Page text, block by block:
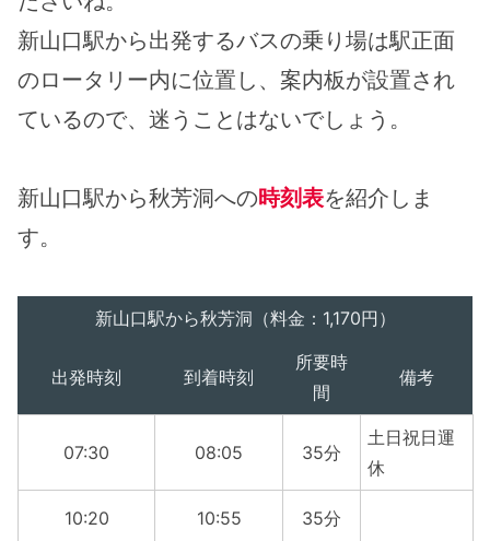
新山口駅から出発するバスの乗り場は駅正面
のロータリー内に位置し、案内板が設置され
ているので、迷うことはないでしょう。
新山口駅から秋芳洞への時刻表を紹介しま
す。
新山口駅から秋芳洞（料金：1,170円）
出発時刻 到着時刻
所要時
間
備考
07:30 08:05 35分
土日祝日運
休
10:20 10:55 35分